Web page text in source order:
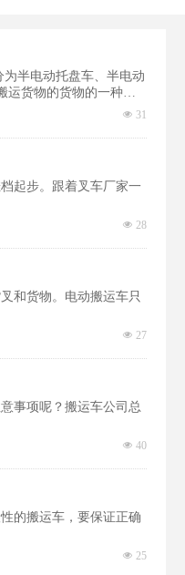
半电动托盘车、半电动
运货物的货物的一种车
넶 31
起步。跟着叉车厂家一
넶 28
和货物。电动搬运车只
넶 27
事项呢？搬运车公司总
넶 40
的搬运车，要保证正确
넶 25